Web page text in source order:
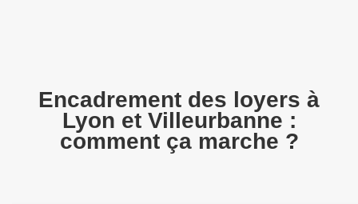
Encadrement des loyers à
Lyon et Villeurbanne :
comment ça marche ?